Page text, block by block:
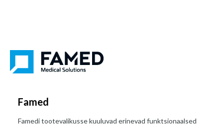
Famed
Famedi tootevalikusse kuuluvad erinevad funktsionaalsed